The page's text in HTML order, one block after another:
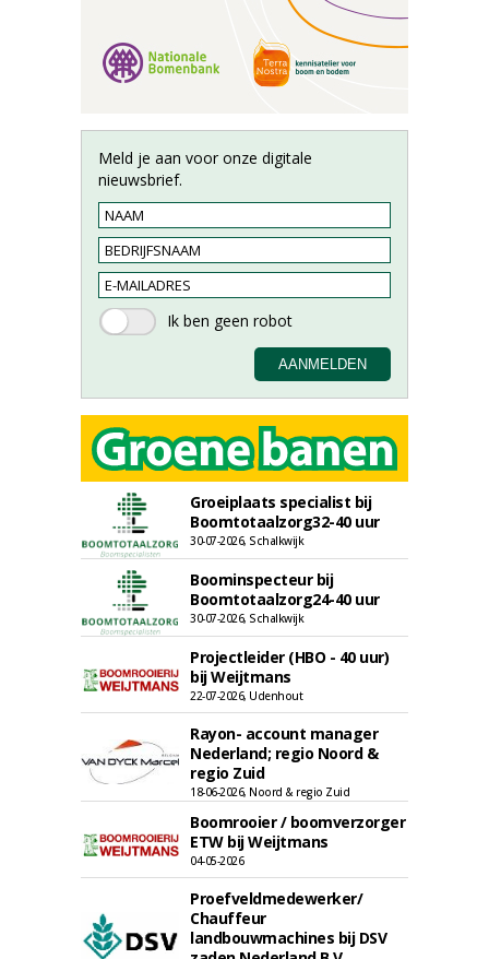
Meld je aan voor onze digitale
nieuwsbrief.
Groeiplaats specialist bij
Boomtotaalzorg32-40 uur
30-07-2026, Schalkwijk
Boominspecteur bij
Boomtotaalzorg24-40 uur
30-07-2026, Schalkwijk
Projectleider (HBO - 40 uur)
bij Weijtmans
22-07-2026, Udenhout
Rayon- account manager
Nederland; regio Noord &
regio Zuid
18-06-2026, Noord & regio Zuid
Boomrooier / boomverzorger
ETW bij Weijtmans
04-05-2026
Proefveldmedewerker/
Chauffeur
landbouwmachines bij DSV